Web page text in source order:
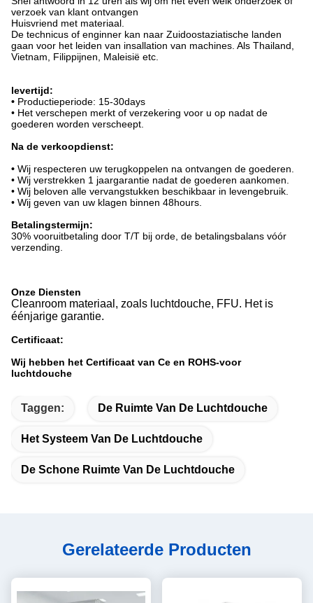
verzoek van klant ontvangen
Huisvriend met materiaal.
De technicus of enginner kan naar Zuidoostaziatische landen
gaan voor het leiden van insallation van machines. Als Thailand,
Vietnam, Filippijnen, Maleisië etc.
levertijd:
• Productieperiode: 15-30days
• Het verschepen merkt of verzekering voor u op nadat de
goederen worden verscheept.
Na de verkoopdienst:
• Wij respecteren uw terugkoppelen na ontvangen de goederen.
• Wij verstrekken 1 jaargarantie nadat de goederen aankomen.
• Wij beloven alle vervangstukken beschikbaar in levengebruik.
• Wij geven van uw klagen binnen 48hours.
Betalingstermijn:
30% vooruitbetaling door T/T bij orde, de betalingsbalans vóór
verzending.
Onze Diensten
Cleanroom materiaal, zoals luchtdouche, FFU. Het is
éénjarige garantie.
Certificaat:
Wij hebben het Certificaat van Ce en ROHS-voor
luchtdouche
Taggen: De Ruimte Van De Luchtdouche
Het Systeem Van De Luchtdouche
De Schone Ruimte Van De Luchtdouche
Gerelateerde Producten